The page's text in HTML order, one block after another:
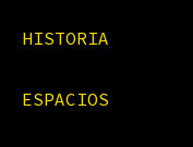
HISTORIA
ESPACIOS